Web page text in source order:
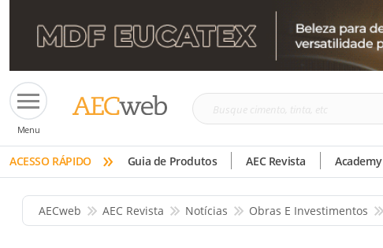
Menu
Busque
tinta,
etc
ACESSO RÁPIDO » Guia de Produtos AEC Revista Academy
AECweb AEC Revista Notícias Obras E Investimentos